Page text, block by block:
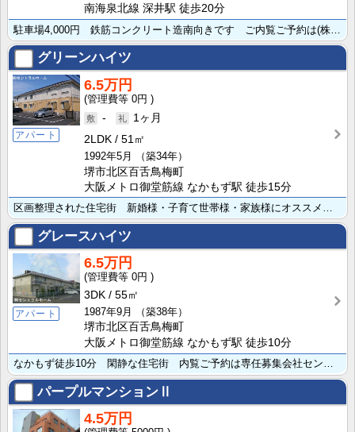
南海泉北線 深井駅 徒歩20分
グリーンハイツ
アパート
6.5万円
0円
-
1ヶ月
2LDK
51㎡
1992年5月
（築34年）
堺市北区百舌鳥梅町
大阪メトロ御堂筋線 なかもず駅 徒歩15分
グレースハイツ
アパート
6.5万円
0円
3DK
55㎡
1987年9月
（築38年）
堺市北区百舌鳥梅町
大阪メトロ御堂筋線 なかもず駅 徒歩10分
パープルマンションⅡ
4.5万円